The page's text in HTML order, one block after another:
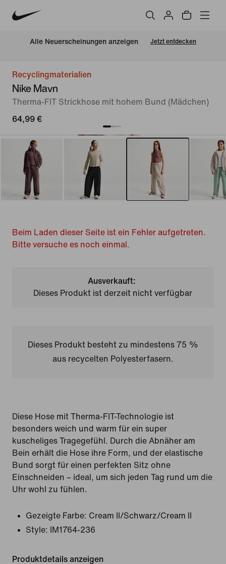
Alle Neuerscheinungen anzeigen Jetzt entdecken
Recyclingmaterialien
Nike Mavn
Therma-FIT Strickhose mit hohem Bund (Mädchen)
64,99 €
Beim Laden dieser Seite ist ein Fehler aufgetreten.
Bitte versuche es noch einmal.
Ausverkauft:
Dieses Produkt ist derzeit nicht verfügbar
Dieses Produkt besteht zu mindestens 75 %
aus recycelten Polyesterfasern.
Diese Hose mit Therma-FIT-Technologie ist
besonders weich und warm für ein super
kuscheliges Tragegefühl. Durch die Abnäher am
Bein erhält die Hose ihre Form, und der elastische
Bund sorgt für einen perfekten Sitz ohne
Einschneiden – ideal, um sich jeden Tag rund um die
Uhr wohl zu fühlen.
Gezeigte Farbe: Cream II/Schwarz/Cream II
Style:
IM1764-236
Produktdetails anzeigen